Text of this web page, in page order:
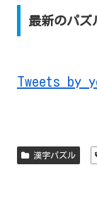
最新のパズ
Tweets by
漢字パズル